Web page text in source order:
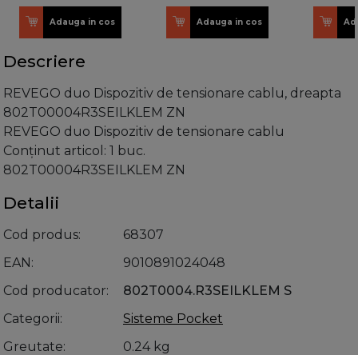
Adauga in cos Adauga in cos
Descriere
REVEGO duo Dispozitiv de tensionare cablu, dreapta
802T00004R3SEILKLEM ZN
REVEGO duo Dispozitiv de tensionare cablu
Conţinut articol: 1 buc.
802T00004R3SEILKLEM ZN
Detalii
Cod produs
68307
EAN
9010891024048
Cod producator
802T0004.R3SEILKLEM S
Categorii
Sisteme Pocket
Greutate
0.24 kg